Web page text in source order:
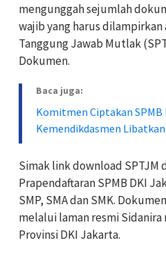
mengunggah sejumlah
wajib yang harus
Tanggung Jawab Mutlak
Dokumen.
Baca juga:
Komitmen Ciptakan SPMB
Kemendikdasmen
Simak link download SPTJM
Prapendaftaran SPMB DKI
SMP, SMA dan SMK.
melalui laman resmi
Provinsi DKI Jakarta.